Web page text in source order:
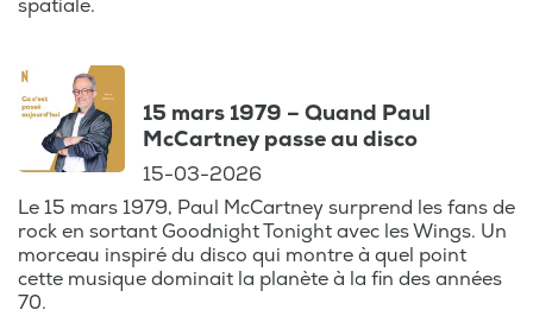
partageant des anecdotes peu connues
qui donnent un nouvel éclairage sur ces
instants décisifs.
Brice Depasse vous invite à vous souvenir
des événements qui ont rythmé votre vie,
à travers le prisme des souvenirs collectifs.
Chaque épisode est une occasion unique
de revivre ces moments historiques, de
spatiale.
15 mars 1979 – Quand Paul
McCartney passe au disco
15-03-2026
Le 15 mars 1979, Paul McCartney surprend les fans de
rock en sortant Goodnight Tonight avec les Wings. Un
morceau inspiré du disco qui montre à quel point
cette musique dominait la planète à la fin des années
70.